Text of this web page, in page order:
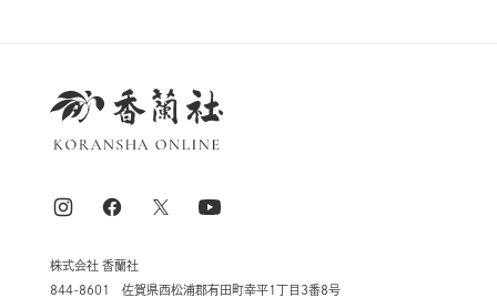
株式会社 香蘭社
844-8601 佐賀県西松浦郡有田町幸平1丁目3番8号